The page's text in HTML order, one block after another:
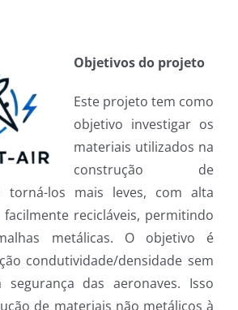
Objetivos do projeto
Este projeto tem como
objetivo investigar os
materiais utilizados na
construção de
torná-los mais leves, com alta
recicláveis, permitindo
metálicas. O objetivo é
condutividade/densidade sem
das aeronaves. Isso
de materiais não metálicos à